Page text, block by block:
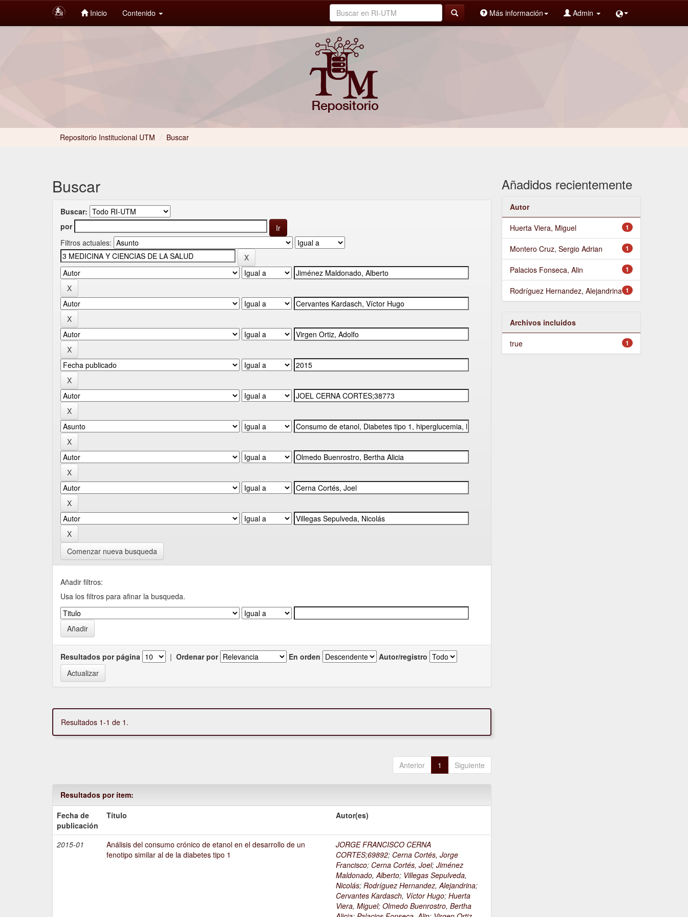
Inicio Contenido Más información Admin
Repositorio Institucional UTM / Buscar
Buscar
Buscar:
por
Filtros actuales:
Comenzar nueva busqueda
Añadir filtros:
Usa los filtros para afinar la busqueda.
Resultados por página | Ordenar por En orden Autor/registro
Resultados 1-1 de 1.
Anterior 1 Siguiente
Resultados por ítem:
Fecha de
publicación
Título Autor(es)
2015-01
Análisis del consumo crónico de etanol en el desarrollo de un
fenotipo similar al de la diabetes tipo 1
JORGE FRANCISCO CERNA
CORTES;69892; Cerna Cortés, Jorge
Francisco; Cerna Cortés, Joel;Jiménez
Maldonado, Alberto; Villegas Sepulveda,
Nicolás;Rodríguez Hernandez, Alejandrina;
Cervantes Kardasch, Víctor Hugo;Huerta
Viera, Miguel;Olmedo Buenrostro, Bertha
Añadidos recientemente
Autor
1
Huerta Viera, Miguel
1
Montero Cruz, Sergio Adrian
1
Palacios Fonseca, Alin
1
Rodríguez Hernandez, Alejandrina
Archivos incluidos
1
true